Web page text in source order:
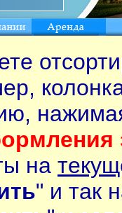
на
" и так